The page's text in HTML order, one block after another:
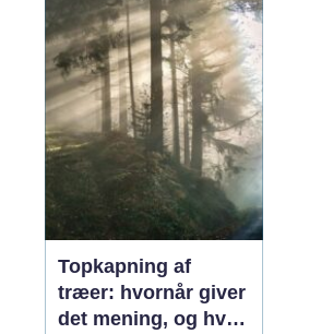
Topkapning af
træer: hvornår giver
det mening, og hvad